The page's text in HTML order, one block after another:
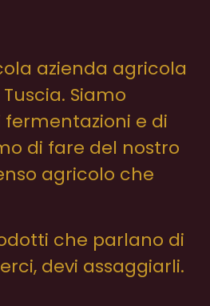
azienda agricola
Siamo
e di
di fare del nostro
agricolo che
che parlano di
devi assaggiarli.